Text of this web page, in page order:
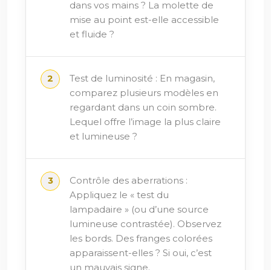
dans vos mains ? La molette de
mise au point est-elle accessible
et fluide ?
Test de luminosité : En magasin,
comparez plusieurs modèles en
regardant dans un coin sombre.
Lequel offre l’image la plus claire
et lumineuse ?
Contrôle des aberrations :
Appliquez le « test du
lampadaire » (ou d’une source
lumineuse contrastée). Observez
les bords. Des franges colorées
apparaissent-elles ? Si oui, c’est
un mauvais signe.